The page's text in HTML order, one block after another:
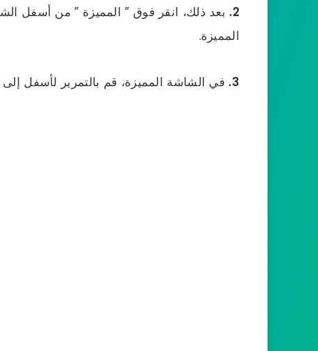
2. بعد ذلك، انقر فوق ” المميزة ” من أسفل
المميزة.
3. في الشاشة المميزة، قم بالتمرير لأسفل